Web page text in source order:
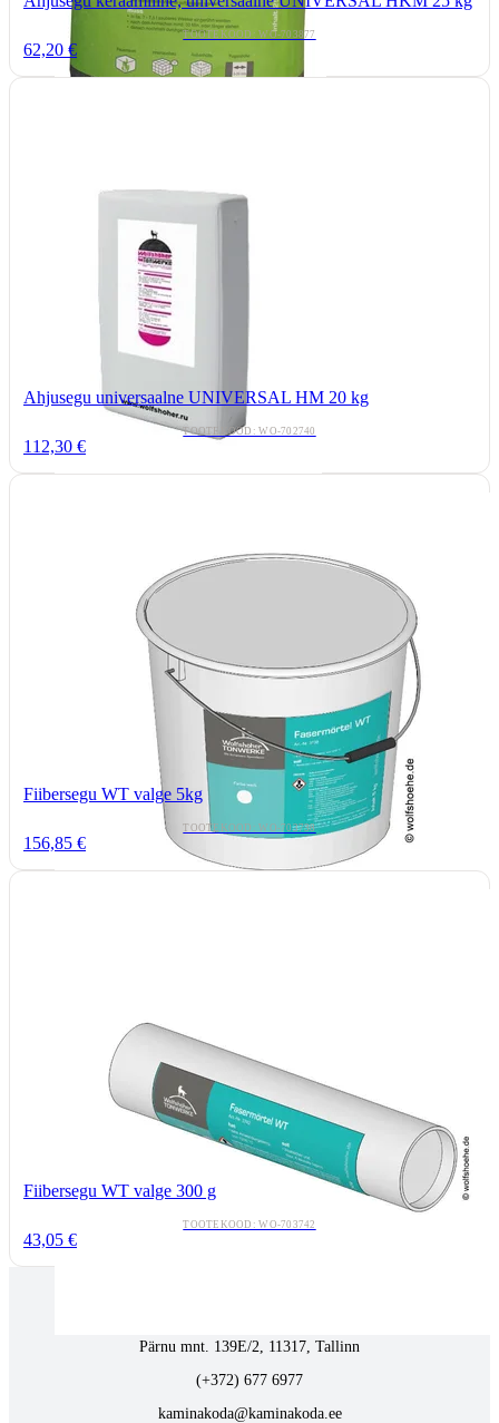
TOOTEKOOD: WO-703877
62,20 €
Ahjusegu universaalne UNIVERSAL HM 20 kg
TOOTEKOOD: WO-702740
112,30 €
Fiibersegu WT valge 5kg
TOOTEKOOD: WO-703738
156,85 €
Fiibersegu WT valge 300 g
TOOTEKOOD: WO-703742
43,05 €
Pärnu mnt. 139E/2, 11317, Tallinn
(+372) 677 6977
kaminakoda@kaminakoda.ee